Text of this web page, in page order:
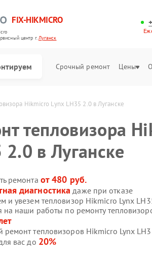
FIX-HIKMICRO
центр г.Луганск
Срочный ремонт Цены
Hikmicro Lynx LH35 2.0 в Луганске
тепловизора
2.0 в Луганске
ремонта от 480 руб.
диагностика даже при отказе
и увезем тепловизор Hikmicro Lynx
на наши работы по ремонту
ремонт тепловизоров Hikmicro Lynx
вас до 20%